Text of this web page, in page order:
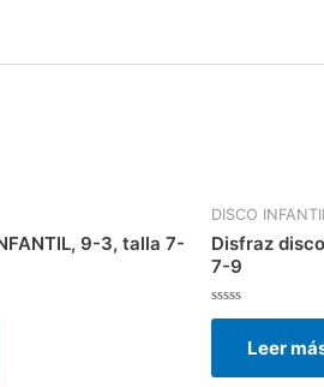
9-3, talla 7-
DISCO INFANTIL
Disfraz
7-9
Valorado
5
Leer